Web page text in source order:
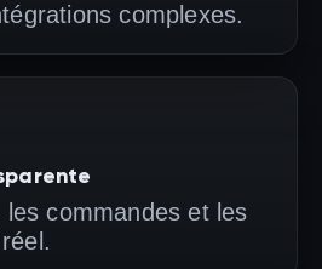
complexes.
les commandes et les